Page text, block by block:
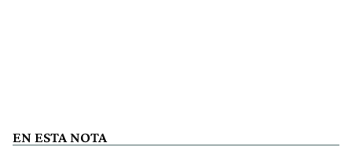
EN ESTA NOTA